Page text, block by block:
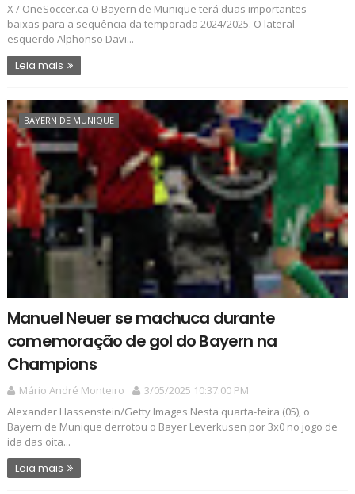
X / OneSoccer.ca O Bayern de Munique terá duas importantes
baixas para a sequência da temporada 2024/2025. O lateral-
esquerdo Alphonso Davi...
Leia mais
BAYERN DE MUNIQUE
Manuel Neuer se machuca durante
comemoração de gol do Bayern na
Champions
Mário André Monteiro
3/05/2025 10:37:00 PM
Alexander Hassenstein/Getty Images Nesta quarta-feira (05), o
Bayern de Munique derrotou o Bayer Leverkusen por 3x0 no jogo de
ida das oita...
Leia mais